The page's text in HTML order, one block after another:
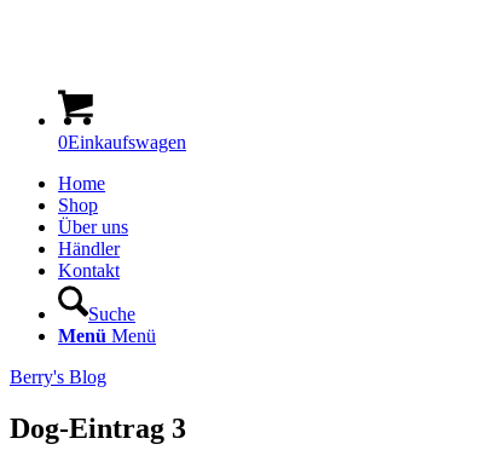
0Einkaufswagen
Home
Shop
Über uns
Händler
Kontakt
Suche
Menü Menü
Berry's Blog
Dog-Eintrag 3